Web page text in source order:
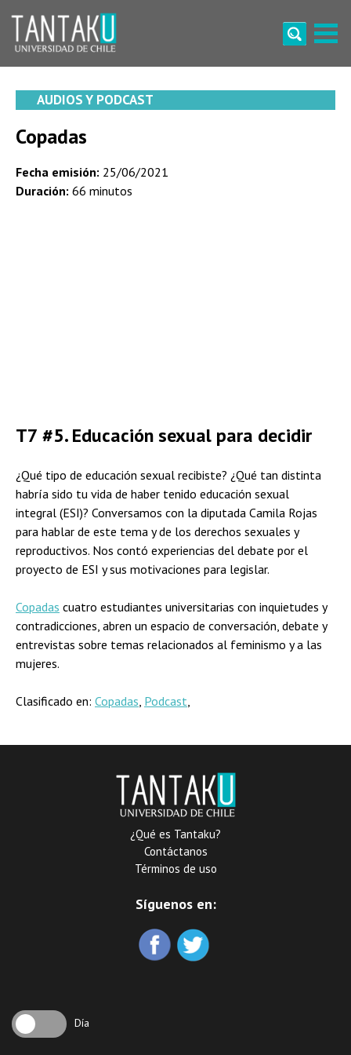
content
AUDIOS Y PODCAST
Copadas
Fecha emisión: 25/06/2021
Duración: 66 minutos
T7 #5. Educación sexual para decidir
¿Qué tipo de educación sexual recibiste? ¿Qué tan distinta
habría sido tu vida de haber tenido educación sexual
integral (ESI)? Conversamos con la diputada Camila Rojas
para hablar de este tema y de los derechos sexuales y
reproductivos. Nos contó experiencias del debate por el
proyecto de ESI y sus motivaciones para legislar.
Copadas cuatro estudiantes universitarias con inquietudes y
contradicciones, abren un espacio de conversación, debate y
entrevistas sobre temas relacionados al feminismo y a las
mujeres.
Clasificado en: Copadas, Podcast,
¿Qué es Tantaku?
Contáctanos
Términos de uso
Síguenos en:
Día